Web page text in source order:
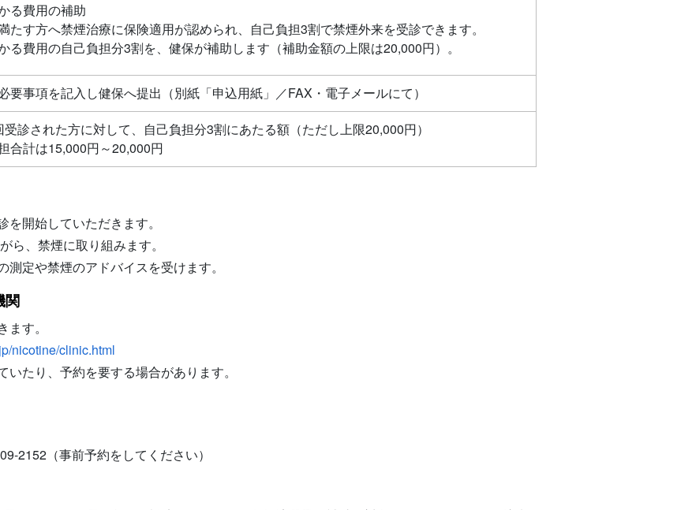
る費用の補助
たす方へ禁煙治療に保険適用が認められ、自己負担3割で禁煙外来を受診できます。
る費用の自己負担分3割を、健保が補助します（補助金額の上限は20,000円）。
要事項を記入し健保へ提出（別紙「申込用紙」／FAX・電子メールにて）
診された方に対して、自己負担分3割にあたる額（ただし上限20,000円）
合計は15,000円～20,000円
開始していただきます。
ら、禁煙に取り組みます。
定や禁煙のアドバイスを受けます。
関
す。
nicotine/clinic.html
たり、予約を要する場合があります。
2152（事前予約をしてください）